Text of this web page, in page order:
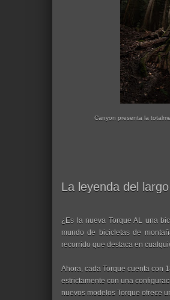
Canyon presenta la
La leyenda del
¿Es la nueva Torque AL una
mundo de bicicletas de
recorrido que destaca en
Ahora, cada Torque cuenta con
estrictamente con una
nuevos modelos Torque ofrece